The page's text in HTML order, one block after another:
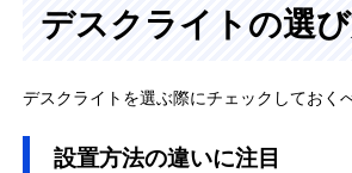
デスクライトの選
デスクライトを選ぶ際にチェックしておく
設置方法の違いに注目